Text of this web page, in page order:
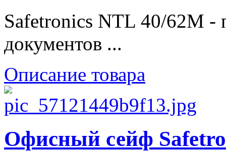
Safetronics NTL 40/62M -
документов ...
Описание товара
Офисный сейф